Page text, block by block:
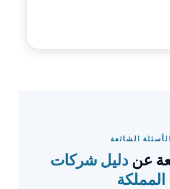
الأسئلة الشائعة
عن دليل شركات
المملكة